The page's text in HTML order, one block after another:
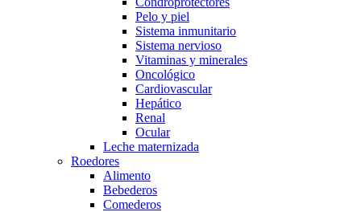
Pelo y piel
Sistema inmunitario
Sistema nervioso
Vitaminas y minerales
Oncológico
Cardiovascular
Hepático
Renal
Ocular
Leche maternizada
Roedores
Alimento
Bebederos
Comederos